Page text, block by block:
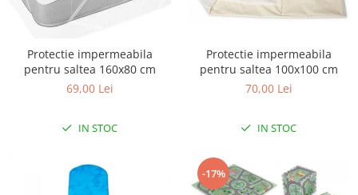
Protectie impermeabila
pentru saltea 160x80 cm
69,00 Lei
IN STOC
Protectie impermeabila
pentru saltea 100x100 cm
70,00 Lei
IN STOC
-17%